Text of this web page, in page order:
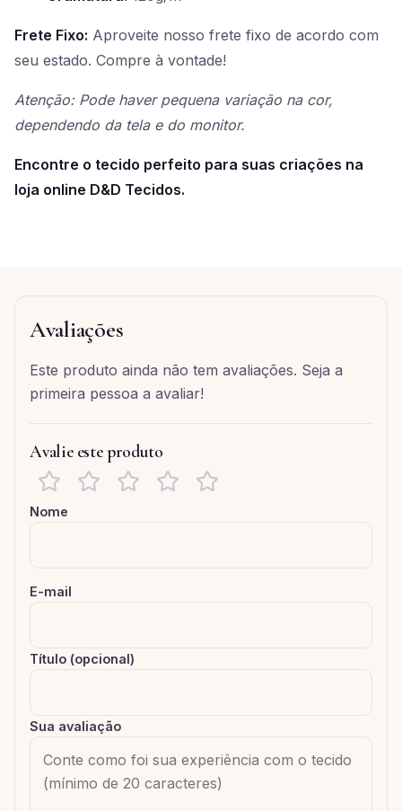
Frete Fixo: Aproveite nosso frete fixo de acordo com
seu estado. Compre à vontade!
Atenção: Pode haver pequena variação na cor,
dependendo da tela e do monitor.
Encontre o tecido perfeito para suas criações na
loja online D&D Tecidos.
Avaliações
Este produto ainda não tem avaliações. Seja a
primeira pessoa a avaliar!
Avalie este produto
Nome
E-mail
Título (opcional)
Sua avaliação